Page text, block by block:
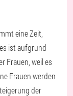
eine Zeit,
ist aufgrund
Frauen, weil es
Frauen werden
der